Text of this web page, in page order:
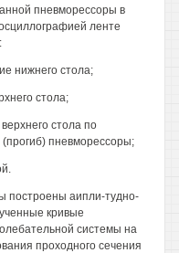
пневморессоры в
ленте
нижнего стола;
стола;
стола по
пневморессоры;
построены аипли-тудно-
кривые
системы на
проходного сечения